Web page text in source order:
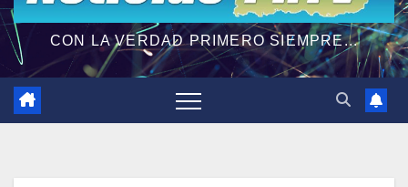
CON LA VERDAD PRIMERO SIEMPRE...